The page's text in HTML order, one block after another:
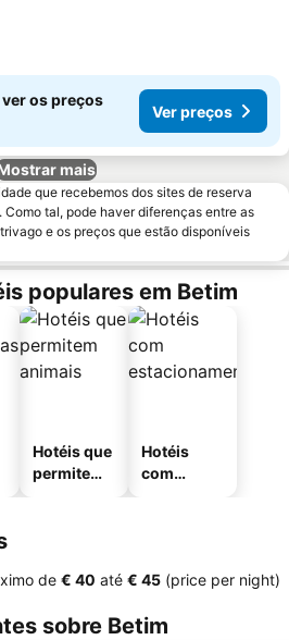
os preços
Ver preços
mais
que recebemos dos sites de reserva
Como tal, pode haver diferenças entre as
e os preços que estão disponíveis
populares em Betim
Hotéis que
permitem
Hotéis
com
de ‎€ 40 até ‎€ 45 (price per night)
sobre Betim